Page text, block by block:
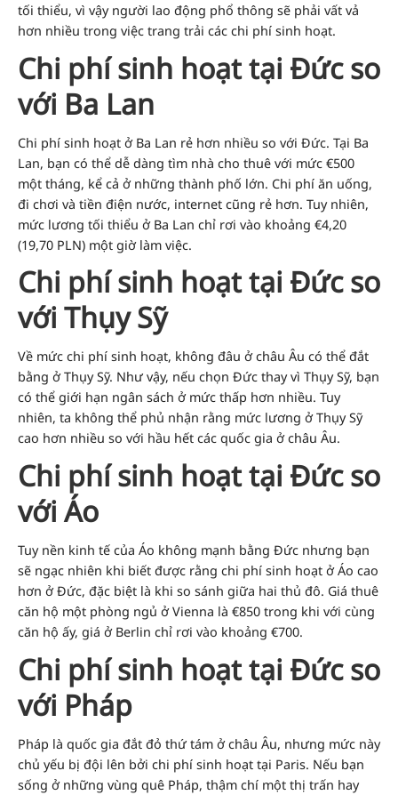
tối thiểu, vì vậy người lao động phổ thông sẽ phải vất vả
hơn nhiều trong việc trang trải các chi phí sinh hoạt.
Chi phí sinh hoạt tại Đức so
với Ba Lan
Chi phí sinh hoạt ở Ba Lan rẻ hơn nhiều so với Đức. Tại Ba
Lan, bạn có thể dễ dàng tìm nhà cho thuê với mức €500
một tháng, kể cả ở những thành phố lớn. Chi phí ăn uống,
đi chơi và tiền điện nước, internet cũng rẻ hơn. Tuy nhiên,
mức lương tối thiểu ở Ba Lan chỉ rơi vào khoảng €4,20
(19,70 PLN) một giờ làm việc.
Chi phí sinh hoạt tại Đức so
với Thụy Sỹ
Về mức chi phí sinh hoạt, không đâu ở châu Âu có thể đắt
bằng ở Thụy Sỹ. Như vậy, nếu chọn Đức thay vì Thụy Sỹ, bạn
có thể giới hạn ngân sách ở mức thấp hơn nhiều. Tuy
nhiên, ta không thể phủ nhận rằng mức lương ở Thụy Sỹ
cao hơn nhiều so với hầu hết các quốc gia ở châu Âu.
Chi phí sinh hoạt tại Đức so
với Áo
Tuy nền kinh tế của Áo không mạnh bằng Đức nhưng bạn
sẽ ngạc nhiên khi biết được rằng chi phí sinh hoạt ở Áo cao
hơn ở Đức, đặc biệt là khi so sánh giữa hai thủ đô. Giá thuê
căn hộ một phòng ngủ ở Vienna là €850 trong khi với cùng
căn hộ ấy, giá ở Berlin chỉ rơi vào khoảng €700.
Chi phí sinh hoạt tại Đức so
với Pháp
Pháp là quốc gia đắt đỏ thứ tám ở châu Âu, nhưng mức này
chủ yếu bị đội lên bởi chi phí sinh hoạt tại Paris. Nếu bạn
sống ở những vùng quê Pháp, thậm chí một thị trấn hay